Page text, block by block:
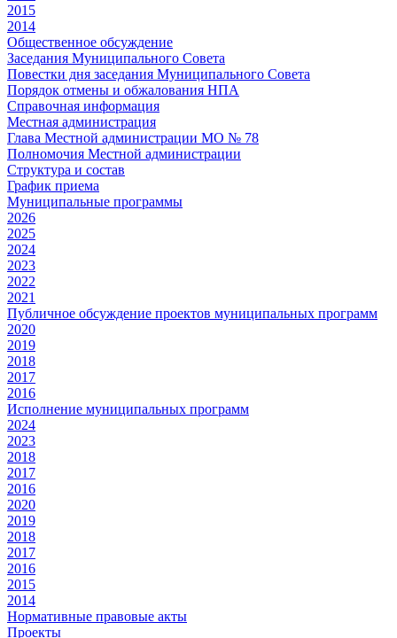
2015
2014
Общественное обсуждение
Заседания Муниципального Совета
Повестки дня заседания Муниципального Совета
Порядок отмены и обжалования НПА
Справочная информация
Местная администрация
Глава Местной администрации МО № 78
Полномочия Местной администрации
Cтруктура и состав
График приема
Муниципальные программы
2026
2025
2024
2023
2022
2021
Публичное обсуждение проектов муниципальных программ
2020
2019
2018
2017
2016
Исполнение муниципальных программ
2024
2023
2018
2017
2016
2020
2019
2018
2017
2016
2015
2014
Нормативные правовые акты
Проекты